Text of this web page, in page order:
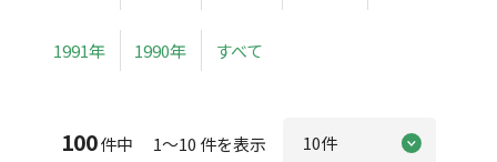
1991年 1990年 すべて
100件中 1～10 件を表示